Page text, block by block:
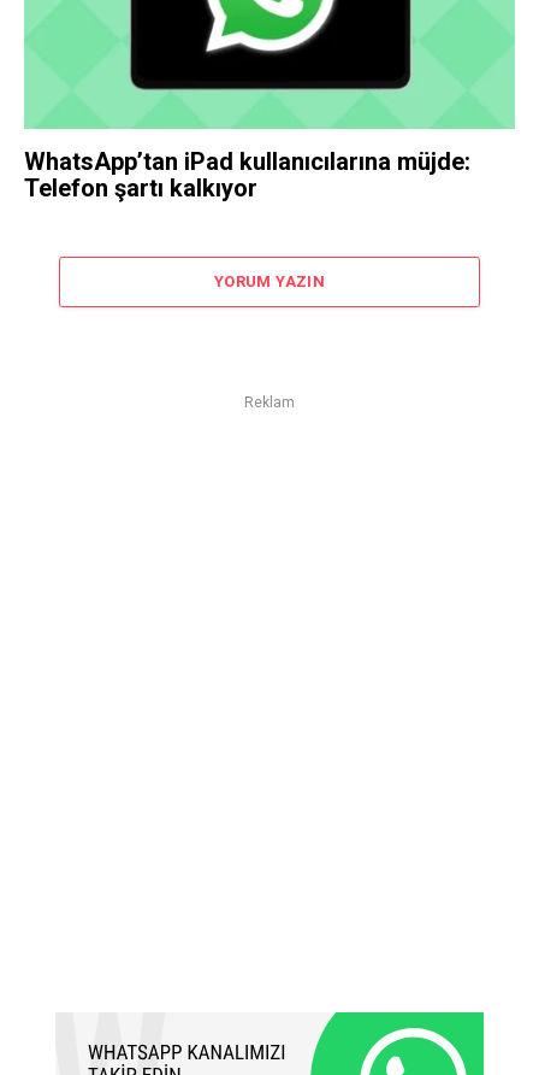
WhatsApp’tan iPad kullanıcılarına müjde:
Telefon şartı kalkıyor
YORUM YAZIN
Reklam